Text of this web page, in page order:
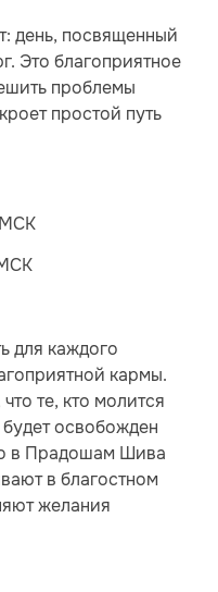
день, посвященный
Это благоприятное
проблемы
простой путь
для каждого
кармы.
те, кто молится
освобожден
в Прадошам Шива
в благостном
желания